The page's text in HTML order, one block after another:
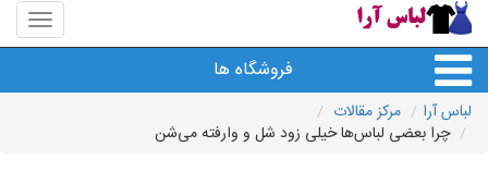
منوی
سایت
آرا
فروشگاه ها
لباس آرا
مرکز مقالات
چرا بعضی لباس‌ها خیلی زود شل و وارفته می‌شن